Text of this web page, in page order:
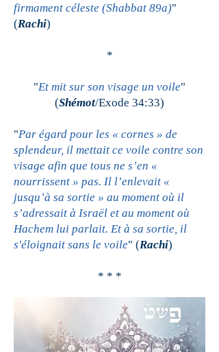
firmament céleste (Shabbat 89a)"
(Rachi)
*
"Et mit sur son visage un voile"
(Shémot/Exode 34:33)
"Par égard pour les « cornes » de
splendeur, il mettait ce voile contre son
visage afin que tous ne s’en «
nourrissent » pas. Il l’enlevait «
jusqu’à sa sortie » au moment où il
s’adressait à Israël et au moment où
Hachem lui parlait. Et à sa sortie, il
s'éloignait sans le voile" (Rachi)
* * *